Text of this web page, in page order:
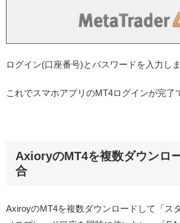
ログイン(口座番号)とパスワードを入力しま
これでスマホアプリのMT4ログインが完了
AxioryのMT4を複数ダウンロ
合
AxiroyのMT4を複数ダウンロードして「ス